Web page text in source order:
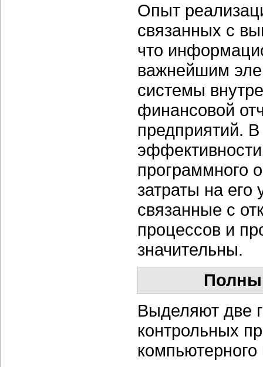
Опыт
связанных с
что
важнейшим
системы
финансовой
предприятий.
программного
затраты на его
связанные с
процессов и
значительны.
Выделяют две
контрольных